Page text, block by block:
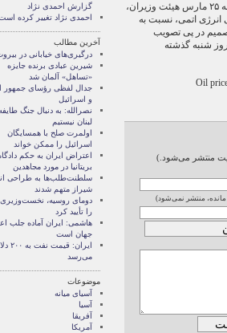
اساس تصمیم اجلاس روز یک‌شنبه ۲۵ مارس هیئت وزیران،
انرژی اتمی، نسبت به
در پی تصویب
در روز شنبه گذشته
Oil
منتشر می‌شود.)
مانده، منتشر نمی‌شود)
گزارش احمدی نژاد
احمدی نژاد تغییر کرده
آخرین مطالب
درگیری‌های خیابانی در
شیرین عبادی برنده جایزه
«تساهل» آلمان شد
جدال لفظی رؤسای جمهور
و اسرائیل
نصرالله: به دنبال جنگ
لبنان نیستیم
اولمرت صلح با همسایگان
اسرائیل را ممکن خواند
اعتراض ایران به حکم
بریتانیا در مورد مجاهدین
سلطنت‌طلب‌ها به طراحی
شیراز متهم شدند
دومای روسیه، نخست‌وزیری
را تأیید کرد
هاشمی: ایران آماده جلب
جهان است
ایران: قیمت نفت به
می‌رسد
موضوعات
آسيای ميانه
آسیا
آفریقا
آمریکا